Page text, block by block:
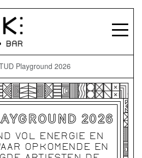
Playground 2026
2026
VOL ENERGIE EN
OPKOMENDE EN